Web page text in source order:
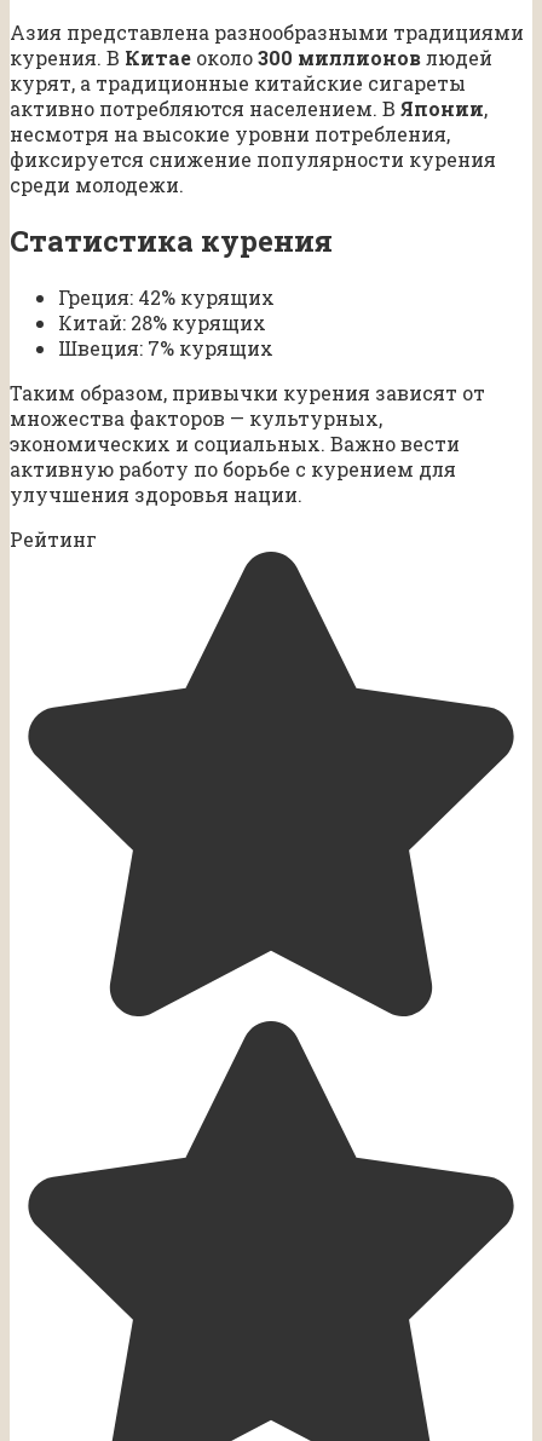
Азия представлена разнообразными традициями
курения. В Китае около300 миллионовлюдей
курят, а традиционные китайские сигареты
активно потребляются населением. В Японии,
несмотря на высокие уровни потребления,
фиксируется снижение популярности курения
среди молодежи.
Статистика курения
Греция: 42% курящих
Китай: 28% курящих
Швеция: 7% курящих
Таким образом, привычки курения зависят от
множества факторов — культурных,
экономических и социальных. Важно вести
активную работу по борьбе с курением для
улучшения здоровья нации.
Рейтинг